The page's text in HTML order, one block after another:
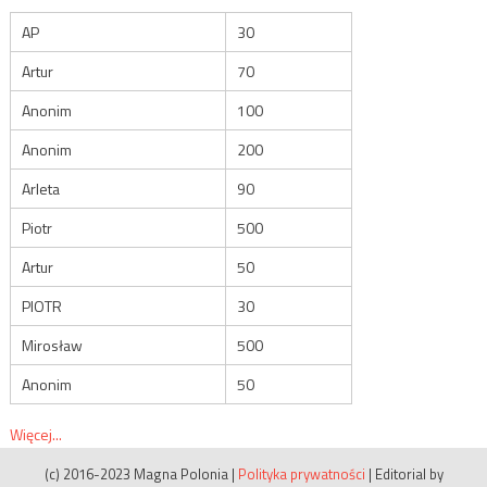
AP
30
Artur
70
Anonim
100
Anonim
200
Arleta
90
Piotr
500
Artur
50
PIOTR
30
Mirosław
500
Anonim
50
Więcej...
(c) 2016-2023 Magna Polonia | Polityka prywatności | Editorial by